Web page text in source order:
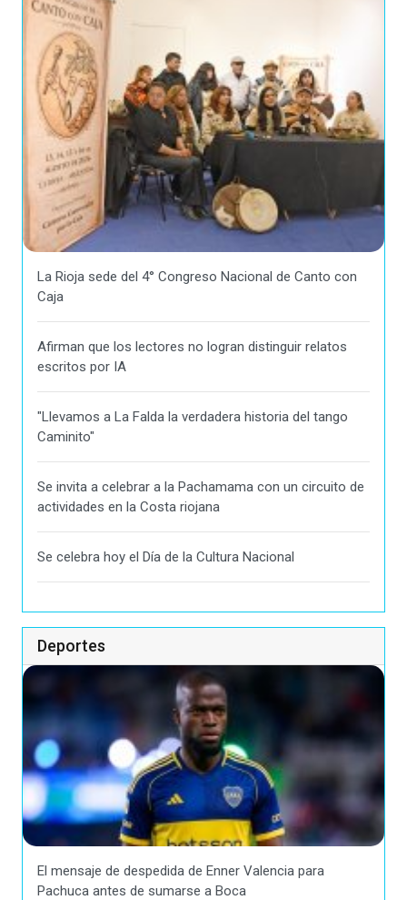
La Rioja sede del 4° Congreso Nacional de Canto con
Caja
Afirman que los lectores no logran distinguir relatos
escritos por IA
"Llevamos a La Falda la verdadera historia del tango
Caminito"
Se invita a celebrar a la Pachamama con un circuito de
actividades en la Costa riojana
Se celebra hoy el Día de la Cultura Nacional
Deportes
El mensaje de despedida de Enner Valencia para
Pachuca antes de sumarse a Boca